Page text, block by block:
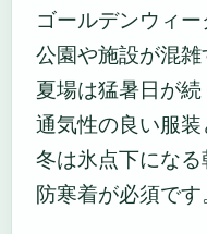
ゴールデンウィ
公園や施設が混雑
夏場は猛暑日が続
通気性の良い服装
冬は氷点下になる
防寒着が必須です。